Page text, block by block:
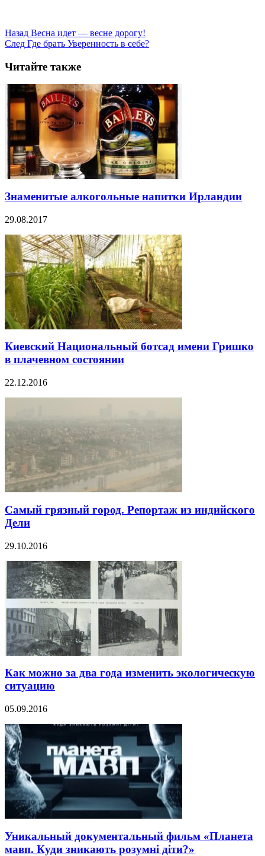
Назад Весна идет — весне дорогу!
След Где брать Уверенность в себе?
Читайте также
Знаменитые алкогольные напитки Ирландии
29.08.2017
Киевский Национальный ботсад имени Гришко
в плачевном состоянии
22.12.2016
Самый грязный город. Репортаж из индийского
Дели
29.10.2016
Как можно за два года изменить экологическую
ситуацию
05.09.2016
Уникальный документальный фильм «Планета
мавп. Куди зникають розумні діти?»